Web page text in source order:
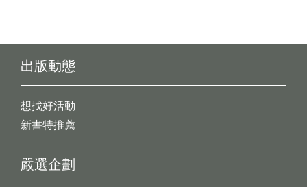
出版動態
想找好活動
新書特推薦
嚴選企劃